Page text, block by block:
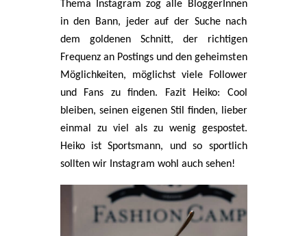
Thema Instagram zog alle BloggerInnen
in den Bann, jeder auf der Suche nach
dem goldenen Schnitt, der richtigen
Frequenz an Postings und den geheimsten
Möglichkeiten, möglichst viele Follower
und Fans zu finden. Fazit Heiko: Cool
bleiben, seinen eigenen Stil finden, lieber
einmal zu viel als zu wenig gespostet.
Heiko ist Sportsmann, und so sportlich
sollten wir Instagram wohl auch sehen!